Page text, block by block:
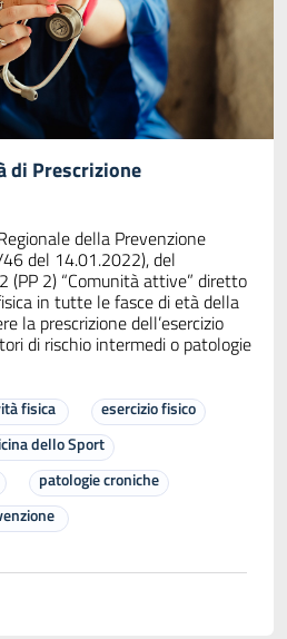
di Prescrizione
della Prevenzione
del 14.01.2022), del
(PP 2) “Comunità attive” diretto
in tutte le fasce di età della
la prescrizione dell’esercizio
di rischio intermedi o patologie
fisica
esercizio fisico
dello Sport
patologie croniche